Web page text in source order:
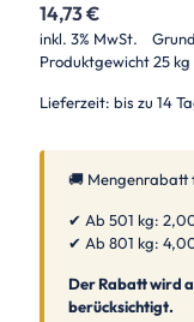
14,73€
inkl. 3% MwSt.
Produktgewicht25 kg
Lieferzeit: bis zu 14
🚚 Mengenrabatt
✔ Ab 501 kg:
✔ Ab 801 kg:
Der Rabatt wird
berücksichtigt.